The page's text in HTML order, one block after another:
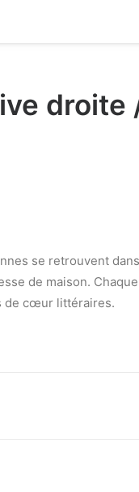
droite
se retrouvent
de maison.
de cœur littéraires.